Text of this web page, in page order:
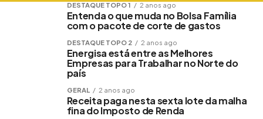
DESTAQUE TOPO 1 2 anos ago
Entenda o que muda no Bolsa Família
com o pacote de corte de gastos
DESTAQUE TOPO 2 2 anos ago
Energisa está entre as Melhores
Empresas para Trabalhar no Norte do
país
GERAL 2 anos ago
Receita paga nesta sexta lote da malha
fina do Imposto de Renda